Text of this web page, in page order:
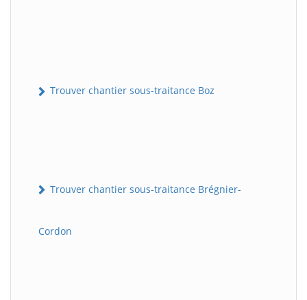
Trouver chantier sous-traitance Boz
Trouver chantier sous-traitance Brégnier-
Cordon